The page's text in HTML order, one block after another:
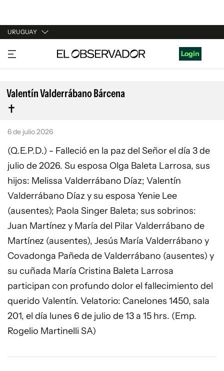
URUGUAY
URUGUAY
ARGENTINA
ESPAÑA
ESTADOS UNIDOS
Login
Valentín Valderrábano Bárcena
6 de julio 2026
(Q.E.P.D.) - Falleció en la paz del Señor el día 3 de
julio de 2026. Su esposa Olga Baleta Larrosa, sus
hijos: Melissa Valderrábano Díaz; Valentín
Valderrábano Díaz y su esposa Yenie Lee
(ausentes); Paola Singer Baleta; sus sobrinos:
Juan Martínez y María del Pilar Valderrábano de
Martínez (ausentes), Jesús María Valderrábano y
Covadonga Pañeda de Valderrábano (ausentes) y
su cuñada María Cristina Baleta Larrosa
participan con profundo dolor el fallecimiento del
querido Valentín. Velatorio: Canelones 1450, sala
201, el día lunes 6 de julio de 13 a 15 hrs. (Emp.
Rogelio Martinelli SA)